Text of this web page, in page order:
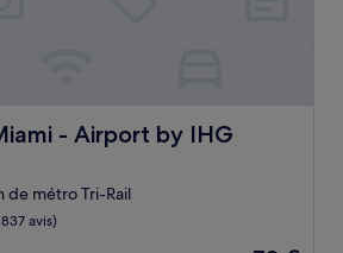
- Airport by IHG
- Airport by IHG
de métro Tri-Rail
837 avis)